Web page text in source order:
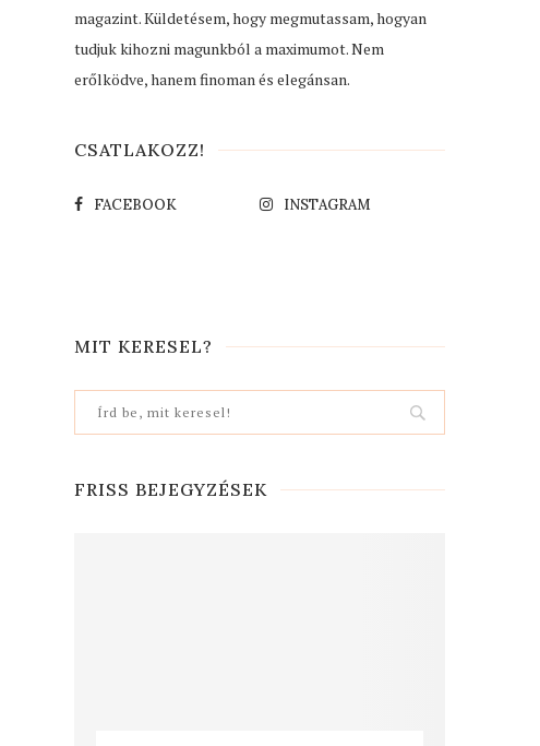
magazint. Küldetésem, hogy megmutassam, hogyan
tudjuk kihozni magunkból a maximumot. Nem
erőlködve, hanem finoman és elegánsan.
CSATLAKOZZ!
FACEBOOK INSTAGRAM
MIT KERESEL?
FRISS BEJEGYZÉSEK